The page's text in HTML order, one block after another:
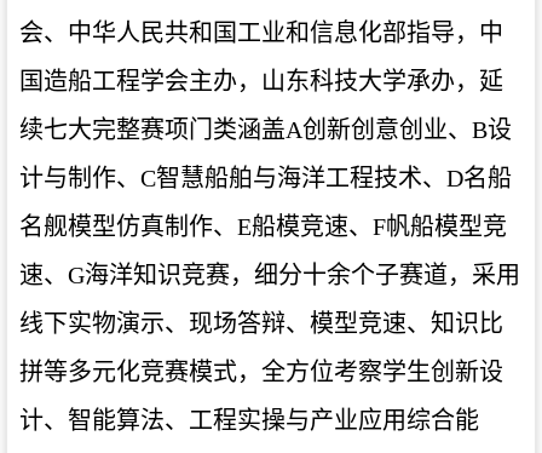
会、中华人民共和国工业和信息化部指导，中
国造船工程学会主办，山东科技大学承办，延
续七大完整赛项门类涵盖A创新创意创业、B设
计与制作、C智慧船舶与海洋工程技术、D名船
名舰模型仿真制作、E船模竞速、F帆船模型竞
速、G海洋知识竞赛，细分十余个子赛道，采用
线下实物演示、现场答辩、模型竞速、知识比
拼等多元化竞赛模式，全方位考察学生创新设
计、智能算法、工程实操与产业应用综合能